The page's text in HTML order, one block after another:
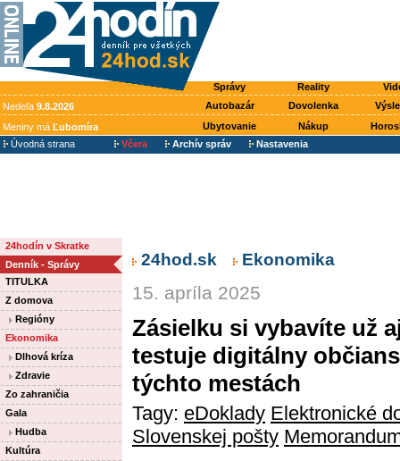
Správy Reality
Nedeľa 9.8.2026 Autobazár Dovolenka
Meniny má Ľubomíra Ubytovanie Nákup
Úvodná strana
Včera Archív správ Nastavenia
24hodín v Skratke
Denník - Správy
TITULKA
Z domova
Regióny
Ekonomika
Dlhová kríza
Zdravie
Zo zahraničia
Gala
Hudba
Kultúra
24hod.sk Ekonomika
15. apríla 2025
Zásielku si vybavíte už
testuje digitálny
týchto mestách
Tagy: eDoklady Elektronické
Slovenskej pošty